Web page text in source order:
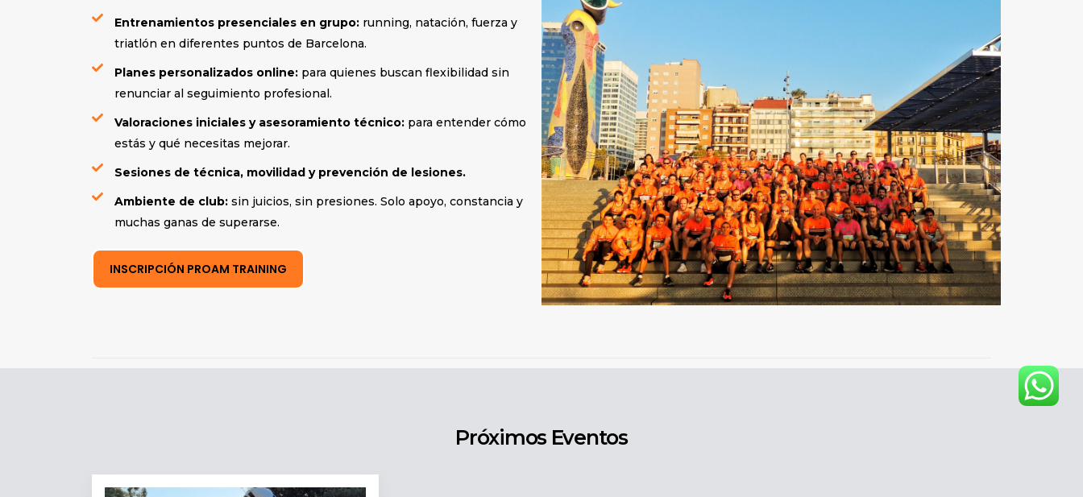
Entrenamientos presenciales en grupo:running, natación, fuerza y
triatlón en diferentes puntos de Barcelona.
Planes personalizados online: para quienes buscan flexibilidad sin
renunciar al seguimiento profesional.
Valoraciones iniciales y asesoramiento técnico:para entender cómo
estás y qué necesitas mejorar.
Sesiones de técnica, movilidad y prevención de lesiones.
Ambiente de club: sin juicios, sin presiones. Solo apoyo, constancia y
muchas ganas de superarse.
INSCRIPCIÓN PROAM TRAINING
Próximos Eventos